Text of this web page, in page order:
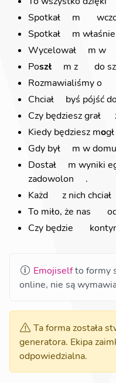
Spotkał
m
Spotkał
m właśnie
Wycelował
m w
Poszł m z
do
Rozmawialiśmy o
Chciał
byś pójść
Czy będziesz grał
Kiedy będziesz mogł
Gdy był
m w
Dostał
m wyniki
zadowolon
.
Każd
z nich chciał
To miło, że nas
Czy będzie
Emojiselfto formy
online, nie są
Ta forma została
generatora. Ekipa
odpowiedzialna.